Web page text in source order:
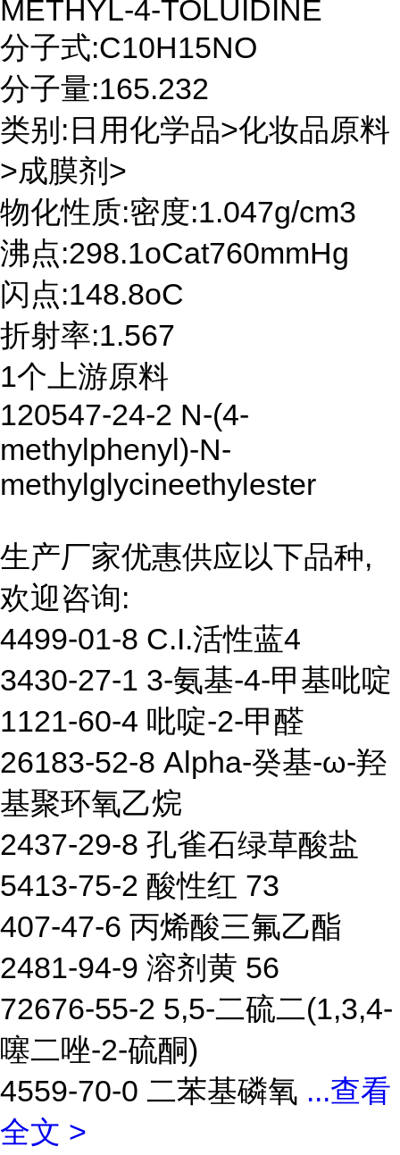
METHYL-4-TOLUIDINE
分子式:C10H15NO
分子量:165.232
类别:日用化学品>化妆品原料
>成膜剂>
物化性质:密度:1.047g/cm3
沸点:298.1oCat760mmHg
闪点:148.8oC
折射率:1.567
1个上游原料
120547-24-2 N-(4-
methylphenyl)-N-
methylglycineethylester
生产厂家优惠供应以下品种,
欢迎咨询:
4499-01-8 C.I.活性蓝4
3430-27-1 3-氨基-4-甲基吡啶
1121-60-4 吡啶-2-甲醛
26183-52-8 Alpha-癸基-ω-羟
基聚环氧乙烷
2437-29-8 孔雀石绿草酸盐
5413-75-2 酸性红 73
407-47-6 丙烯酸三氟乙酯
2481-94-9 溶剂黄 56
72676-55-2 5,5-二硫二(1,3,4-
噻二唑-2-硫酮)
4559-70-0 二苯基磷氧 ...查看
全文 >